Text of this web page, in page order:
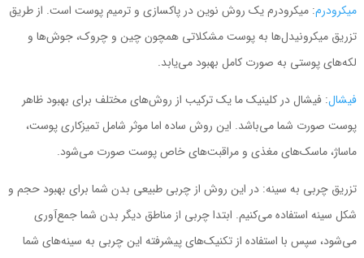
میکرودرم: میکرودرم یک روش نوین در پاکسازی و ترمیم پوست است. از طریق
تزریق میکرونیدل‌ها به پوست مشکلاتی همچون چین و چروک، جوش‌ها و
لکه‌های پوستی به صورت کامل بهبود می‌یابد.
فیشال: فیشال در کلینیک ما یک ترکیب از روش‌های مختلف برای بهبود ظاهر
پوست صورت شما می‌باشد. این روش ساده اما موثر شامل تمیزکاری پوست،
ماساژ، ماسک‌های مغذی و مراقبت‌های خاص پوست صورت می‌شود.
تزریق چربی به سینه: در این روش از چربی طبیعی بدن شما برای بهبود حجم و
شکل سینه استفاده می‌کنیم. ابتدا چربی از مناطق دیگر بدن شما جمع‌آوری
می‌شود، سپس با استفاده از تکنیک‌های پیشرفته این چربی به سینه‌های شما